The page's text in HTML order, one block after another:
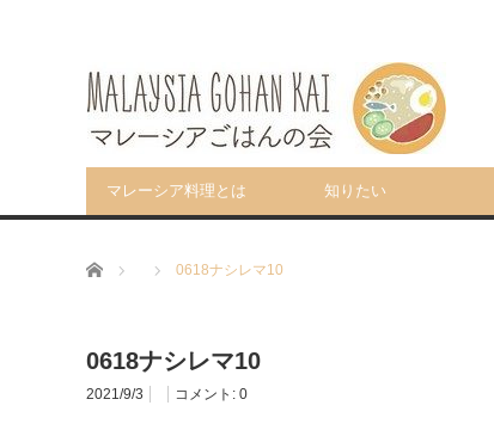
マレーシア料理とは 知りたい
ホーム 0618ナシレマ10
0618ナシレマ10
2021/9/3 コメント: 0